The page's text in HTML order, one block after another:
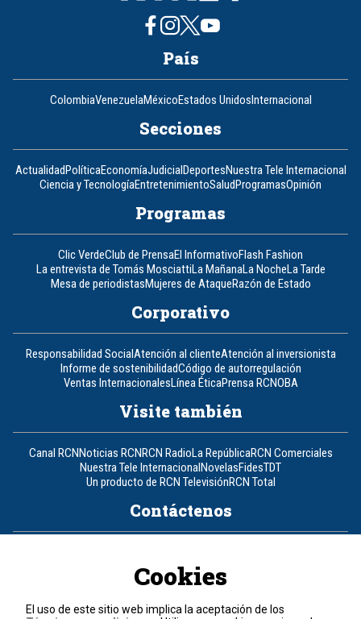
País
ColombiaVenezuelaMéxicoEstados UnidosInternacional
Secciones
ActualidadPolíticaEconomíaJudicialDeportesNuestra Tele Internacional
Ciencia y TecnologíaEntretenimientoSaludProgramasOpinión
Programas
Clic VerdeClub de PrensaEl InformativoFlash Fashion
La entrevista de Tomás MosciattiLa MañanaLa NocheLa Tarde
Mesa de periodistasMujeres de AtaqueRazón de Estado
Corporativo
Responsabilidad SocialAtención al clienteAtención al inversionista
Informe de sostenibilidadCódigo de autorregulación
Ventas InternacionalesLínea ÉticaPrensa RCNOBA
Visite también
Canal RCNNoticias RCNRCN RadioLa RepúblicaRCN Comerciales
Nuestra Tele InternacionalNovelasFidesTDT
Un producto de RCN TelevisiónRCN Total
Contáctenos
Política de cookies
Cookies
El uso de este sitio web implica la aceptación de los